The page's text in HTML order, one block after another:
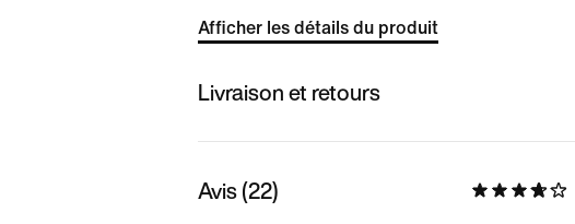
Afficher les détails du produit
Livraison et retours
Avis (22)